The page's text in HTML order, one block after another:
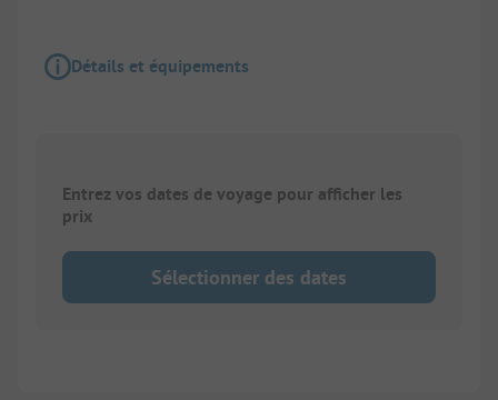
Détails et équipements
Entrez vos dates de voyage pour afficher les
prix
Sélectionner des dates